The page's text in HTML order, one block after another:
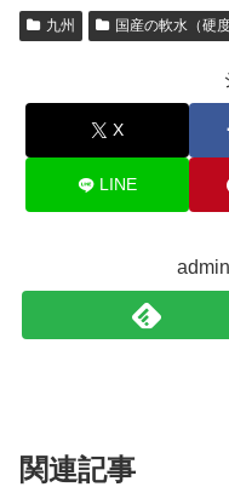
九州 国産の軟水（硬
X
LINE
関連記事